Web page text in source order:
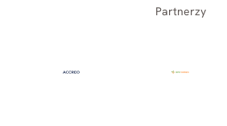
Partnerzy